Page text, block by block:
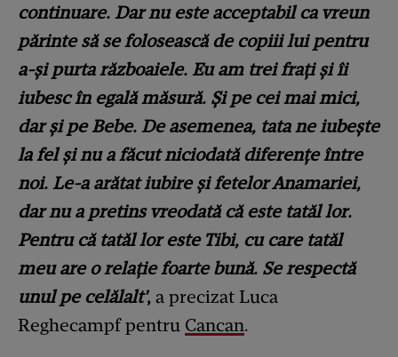
continuare. Dar nu este acceptabil ca vreun
părinte să se folosească de copiii lui pentru
a-și purta războaiele. Eu am trei frați și îi
iubesc în egală măsură. Și pe cei mai mici,
dar și pe Bebe. De asemenea, tata ne iubește
la fel și nu a făcut niciodată diferențe între
noi. Le-a arătat iubire și fetelor Anamariei,
dar nu a pretins vreodată că este tatăl lor.
Pentru că tatăl lor este Tibi, cu care tatăl
meu are o relație foarte bună. Se respectă
unul pe celălalt', a precizat Luca
Reghecampf pentru Cancan.